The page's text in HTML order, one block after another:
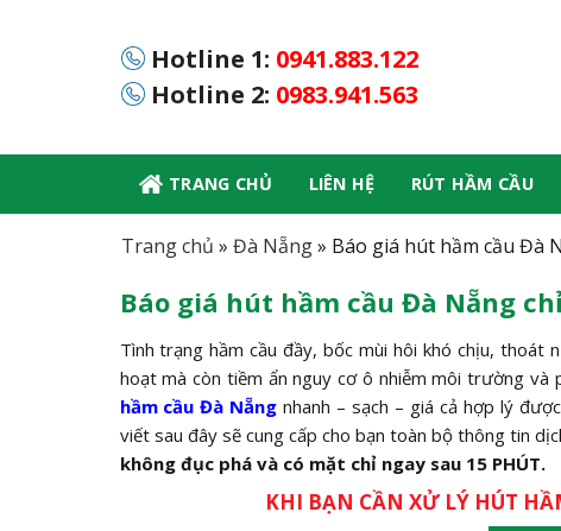
Hotline 1: 0941.883.122
Hotline 2: 0983.941.563
TRANG CHỦ LIÊN HỆ RÚT HẦM CẦU
Trang chủ » Đà Nẵng» Báo giá hút hầm cầu Đà
Báo giá hút hầm cầu Đà Nẵng
Tình trạng hầm cầu đầy, bốc mùi hôi khó chịu,
hoạt mà còn tiềm ẩn nguy cơ ô nhiễm môi trường
hầm cầu Đà Nẵng nhanh – sạch – giá cả hợp lý
viết sau đây sẽ cung cấp cho bạn toàn bộ thông tin
không đục phá và có mặt chỉ ngay sau 15 PHÚT.
KHI BẠN CẦN XỬ LÝ HÚT